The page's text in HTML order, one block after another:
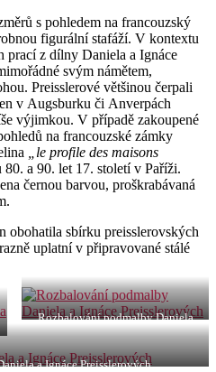
s pohledem na francouzský
figurální stafáží. V kontextu
prací z dílny Daniela a Ignáce
svým námětem,
Preisslerové většinou čerpali
v Augsburku či Anverpách
výjimkou. V případě zakoupené
na francouzské zámky
„le profile des maisons
a 90. let 17. století v Paříži.
černou barvou, proškrabávaná
obohatila sbírku preisslerovských
uplatní v připravované stálé
Rozbalování podmalby Daniela
a Ignáce Preisslerových
a Ignáce Preisslerových